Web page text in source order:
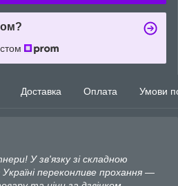
Доставка Оплата Умови
У зв'язку зі складною
переконливе прохання —